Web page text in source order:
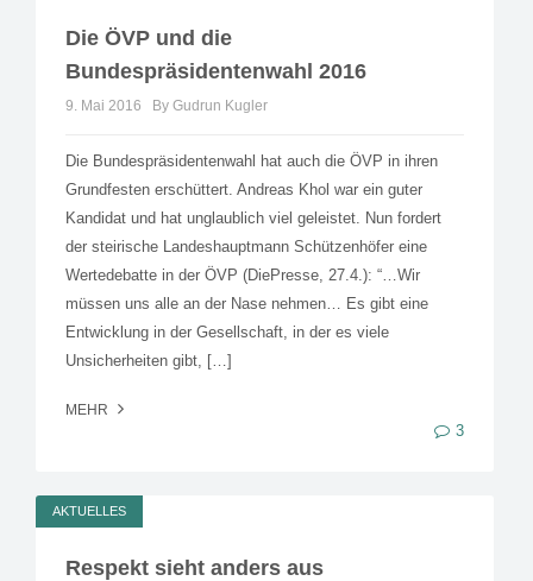
Die ÖVP und die
Bundespräsidentenwahl 2016
9. Mai 2016 By Gudrun Kugler
Die Bundespräsidentenwahl hat auch die ÖVP in ihren
Grundfesten erschüttert. Andreas Khol war ein guter
Kandidat und hat unglaublich viel geleistet. Nun fordert
der steirische Landeshauptmann Schützenhöfer eine
Wertedebatte in der ÖVP (DiePresse, 27.4.): “…Wir
müssen uns alle an der Nase nehmen… Es gibt eine
Entwicklung in der Gesellschaft, in der es viele
Unsicherheiten gibt, […]
MEHR
3
AKTUELLES
Respekt sieht anders aus